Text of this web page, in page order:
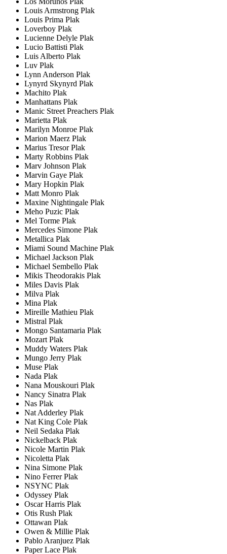
Louis Armstrong Plak
Louis Prima Plak
Loverboy Plak
Lucienne Delyle Plak
Lucio Battisti Plak
Luis Alberto Plak
Luv Plak
Lynn Anderson Plak
Lynyrd Skynyrd Plak
Machito Plak
Manhattans Plak
Manic Street Preachers Plak
Marietta Plak
Marilyn Monroe Plak
Marion Maerz Plak
Marius Tresor Plak
Marty Robbins Plak
Marv Johnson Plak
Marvin Gaye Plak
Mary Hopkin Plak
Matt Monro Plak
Maxine Nightingale Plak
Meho Puzic Plak
Mel Torme Plak
Mercedes Simone Plak
Metallica Plak
Miami Sound Machine Plak
Michael Jackson Plak
Michael Sembello Plak
Mikis Theodorakis Plak
Miles Davis Plak
Milva Plak
Mina Plak
Mireille Mathieu Plak
Mistral Plak
Mongo Santamaria Plak
Mozart Plak
Muddy Waters Plak
Mungo Jerry Plak
Muse Plak
Nada Plak
Nana Mouskouri Plak
Nancy Sinatra Plak
Nas Plak
Nat Adderley Plak
Nat King Cole Plak
Neil Sedaka Plak
Nickelback Plak
Nicole Martin Plak
Nicoletta Plak
Nina Simone Plak
Nino Ferrer Plak
NSYNC Plak
Odyssey Plak
Oscar Harris Plak
Otis Rush Plak
Ottawan Plak
Owen & Millie Plak
Pablo Aranjuez Plak
Paper Lace Plak